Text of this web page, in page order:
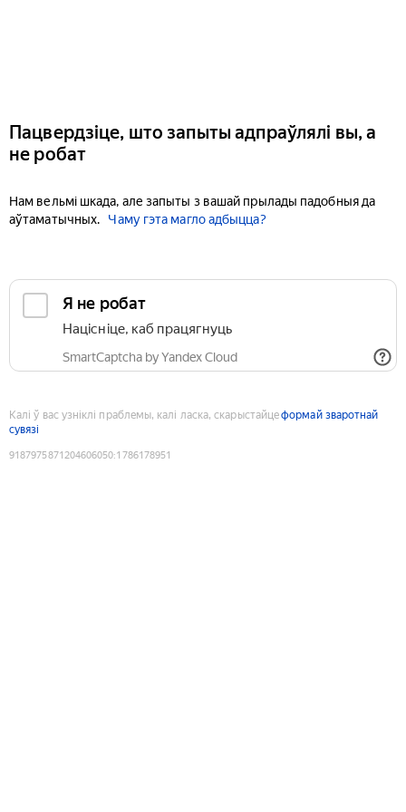
Пацвердзіце, што запыты адпраўлялі вы, а
не робат
Нам вельмі шкада, але запыты з вашай прылады падобныя да
аўтаматычных.
Чаму гэта магло адбыцца?
Я не робат
Націсніце, каб працягнуць
SmartCaptcha by Yandex Cloud
Калі ў вас узніклі праблемы, калі ласка, скарыстайцеформай зваротнай
сувязі
9187975871204606050:1786178951